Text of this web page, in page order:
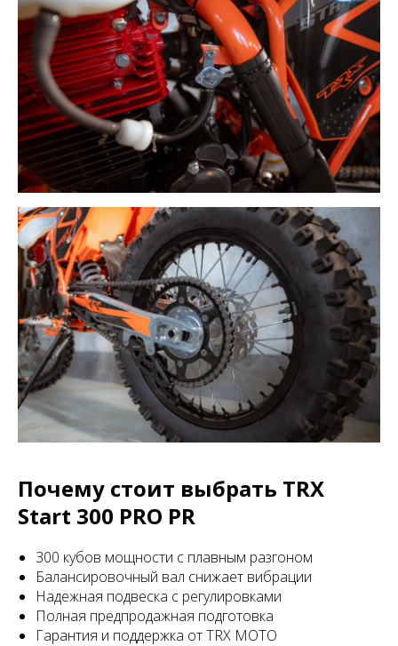
Почему стоит выбрать TRX
Start 300 PRO PR
300 кубов мощности с плавным разгоном
Балансировочный вал снижает вибрации
Надежная подвеска с регулировками
Полная предпродажная подготовка
Гарантия и поддержка от TRX MOTO